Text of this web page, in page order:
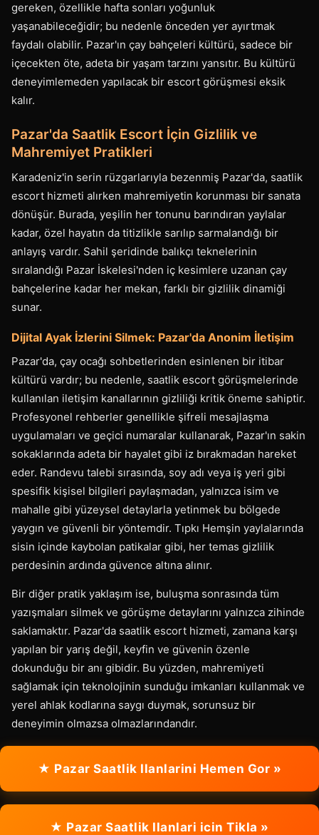
gereken, özellikle hafta sonları yoğunluk
yaşanabileceğidir; bu nedenle önceden yer ayırtmak
faydalı olabilir. Pazar'ın çay bahçeleri kültürü, sadece bir
içecekten öte, adeta bir yaşam tarzını yansıtır. Bu kültürü
deneyimlemeden yapılacak bir escort görüşmesi eksik
kalır.
Pazar'da Saatlik Escort İçin Gizlilik ve
Mahremiyet Pratikleri
Karadeniz'in serin rüzgarlarıyla bezenmiş Pazar'da, saatlik
escort hizmeti alırken mahremiyetin korunması bir sanata
dönüşür. Burada, yeşilin her tonunu barındıran yaylalar
kadar, özel hayatın da titizlikle sarılıp sarmalandığı bir
anlayış vardır. Sahil şeridinde balıkçı teknelerinin
sıralandığı Pazar İskelesi'nden iç kesimlere uzanan çay
bahçelerine kadar her mekan, farklı bir gizlilik dinamiği
sunar.
Dijital Ayak İzlerini Silmek: Pazar'da Anonim İletişim
Pazar'da, çay ocağı sohbetlerinden esinlenen bir itibar
kültürü vardır; bu nedenle, saatlik escort görüşmelerinde
kullanılan iletişim kanallarının gizliliği kritik öneme sahiptir.
Profesyonel rehberler genellikle şifreli mesajlaşma
uygulamaları ve geçici numaralar kullanarak, Pazar'ın sakin
sokaklarında adeta bir hayalet gibi iz bırakmadan hareket
eder. Randevu talebi sırasında, soy adı veya iş yeri gibi
spesifik kişisel bilgileri paylaşmadan, yalnızca isim ve
mahalle gibi yüzeysel detaylarla yetinmek bu bölgede
yaygın ve güvenli bir yöntemdir. Tıpkı Hemşin yaylalarında
sisin içinde kaybolan patikalar gibi, her temas gizlilik
perdesinin ardında güvence altına alınır.
Bir diğer pratik yaklaşım ise, buluşma sonrasında tüm
yazışmaları silmek ve görüşme detaylarını yalnızca zihinde
saklamaktır. Pazar'da saatlik escort hizmeti, zamana karşı
yapılan bir yarış değil, keyfin ve güvenin özenle
dokunduğu bir anı gibidir. Bu yüzden, mahremiyeti
sağlamak için teknolojinin sunduğu imkanları kullanmak ve
yerel ahlak kodlarına saygı duymak, sorunsuz bir
deneyimin olmazsa olmazlarındandır.
★ Pazar Saatlik Ilanlarini Hemen Gor »
★ Pazar Saatlik Ilanlari icin Tikla »